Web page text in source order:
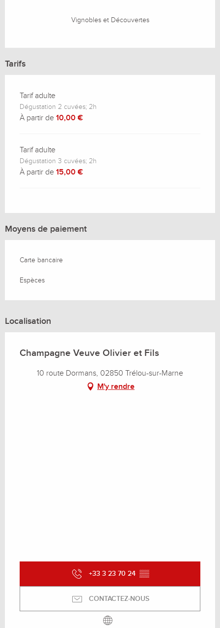
Vignobles et Découvertes
Tarifs
Tarif adulte
Dégustation 2 cuvées; 2h
À partir de 10,00 €
Tarif adulte
Dégustation 3 cuvées; 2h
À partir de 15,00 €
Moyens de paiement
Carte bancaire
Espèces
Localisation
Champagne Veuve Olivier et Fils
10 route Dormans, 02850 Trélou-sur-Marne
M'y rendre
+33 3 23 70 24 ▒▒
CONTACTEZ-NOUS